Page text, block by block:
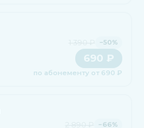
−50%
690 ₽
по абонементу от 690 ₽
−66%